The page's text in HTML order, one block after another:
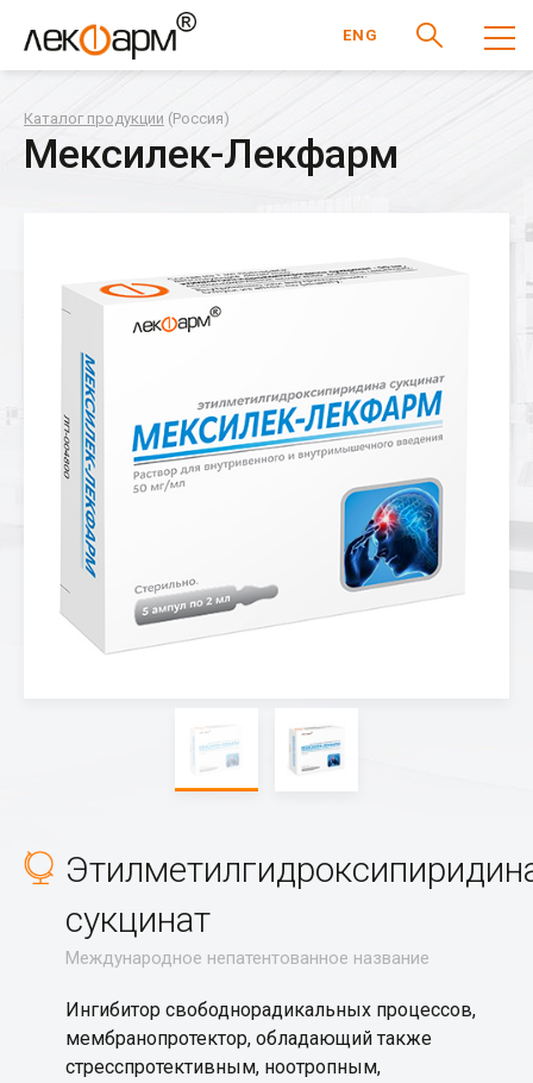
ENG
Каталог продукции (Россия)
Мексилек-Лекфарм
сукцинат
Международное непатентованное название
Ингибитор свободнорадикальных процессов,
мембранопротектор, обладающий также
стресспротективным, ноотропным,